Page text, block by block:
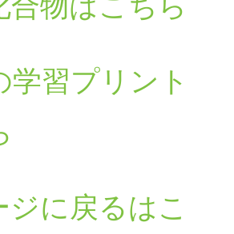
学習プリント
ジに戻るはこ